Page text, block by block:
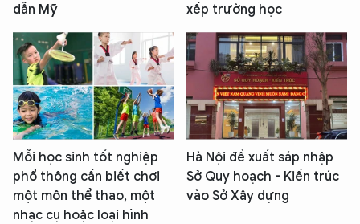
dẫn Mỹ
xếp trường học
Mỗi học sinh tốt nghiệp
phổ thông cần biết chơi
một môn thể thao, một
nhạc cụ hoặc loại hình
Hà Nội đề xuất sáp nhập
Sở Quy hoạch - Kiến trúc
vào Sở Xây dựng